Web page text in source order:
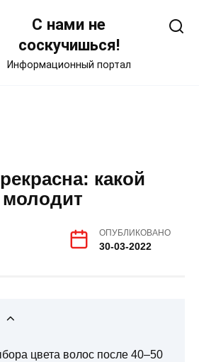
С нами не
соскучишься!
Информационный портал
какой
молодит
ОПУБЛИКОВАНО
30-03-2022
цвета волос после 40–50